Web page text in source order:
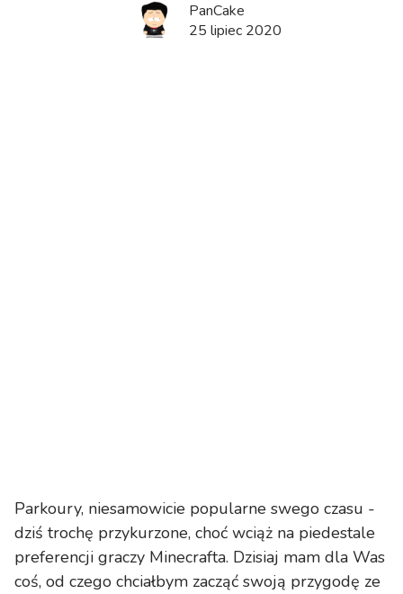
PanCake
25 lipiec 2020
Parkoury, niesamowicie popularne swego czasu -
dziś trochę przykurzone, choć wciąż na piedestale
preferencji graczy Minecrafta. Dzisiaj mam dla Was
coś, od czego chciałbym zacząć swoją przygodę ze